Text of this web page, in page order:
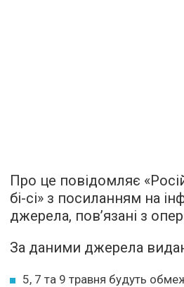
Про це повідомляє
бі-сі» з посиланням на
джерела, пов’язані з
За даними джерела
5, 7 та 9 травня будуть